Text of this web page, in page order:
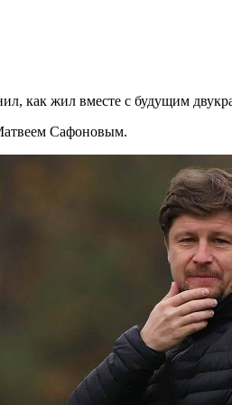
как жил вместе с будущим
Сафоновым.